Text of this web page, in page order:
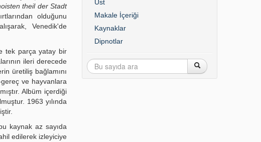
theil der Stadt
olduğunu
Venedik'de
tek parça yatay bir
ileri derecede
üretiliş bağlamını
gereç ve hayvanlara
Albüm içerdiği
1963 yılında
kaynak az sayıda
edilerek izleyiciye
Üst
Makale İçeriği
Kaynaklar
Dipnotlar